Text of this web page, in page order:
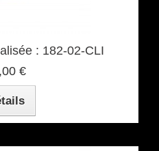
: 182-02-CLI
€